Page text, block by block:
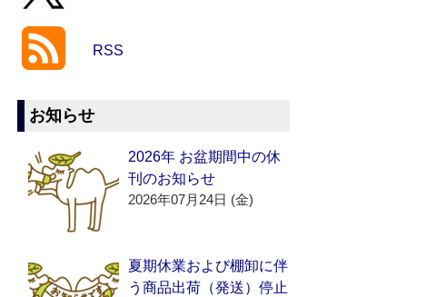
RSS
お知らせ
2026年 お盆期間中の休
刊のお知らせ
2026年07月24日 (金)
夏期休業および棚卸に伴
う商品出荷（発送）停止